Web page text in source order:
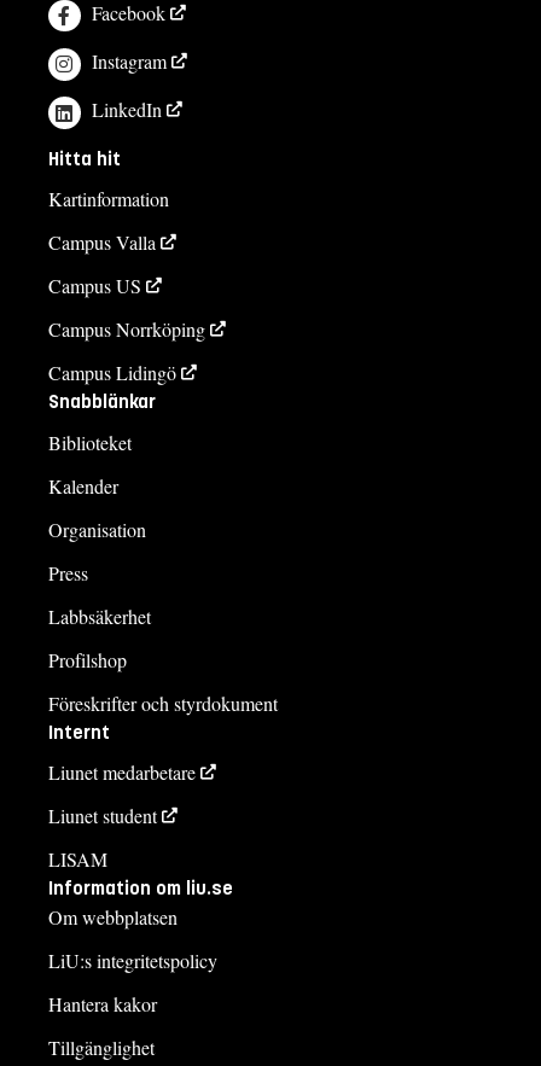
Facebook
Instagram
LinkedIn
Hitta hit
Kartinformation
Campus Valla
Campus US
Campus Norrköping
Campus Lidingö
Snabblänkar
Biblioteket
Kalender
Organisation
Press
Labbsäkerhet
Profilshop
Föreskrifter och styrdokument
Internt
Liunet medarbetare
Liunet student
LISAM
Information om liu.se
Om webbplatsen
LiU:s integritetspolicy
Hantera kakor
Tillgänglighet